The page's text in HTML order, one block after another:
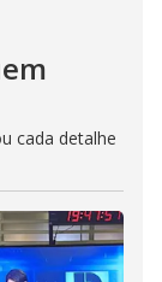
cada detalhe